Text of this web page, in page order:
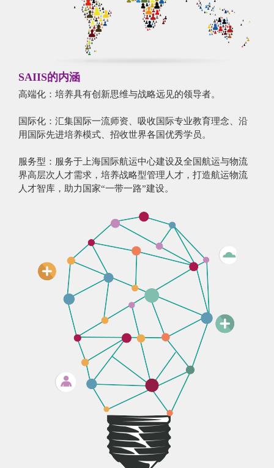
SAIIS的内涵
高端化：培养具有创新思维与战略远见的领导者。
国际化：汇集国际一流师资、吸收国际专业教育理念、沿
用国际先进培养模式、招收世界各国优秀学员。
服务型：服务于上海国际航运中心建设及全国航运与物流
界高层次人才需求，培养战略型管理人才，打造航运物流
人才智库，助力国家“一带一路”建设。